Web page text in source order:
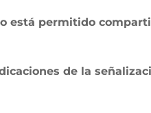
está permitido
de la